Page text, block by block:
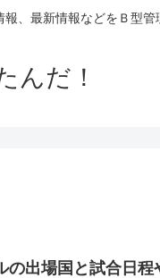
、最新情報などをＢ型管
んだ！
の出場国と試合日程